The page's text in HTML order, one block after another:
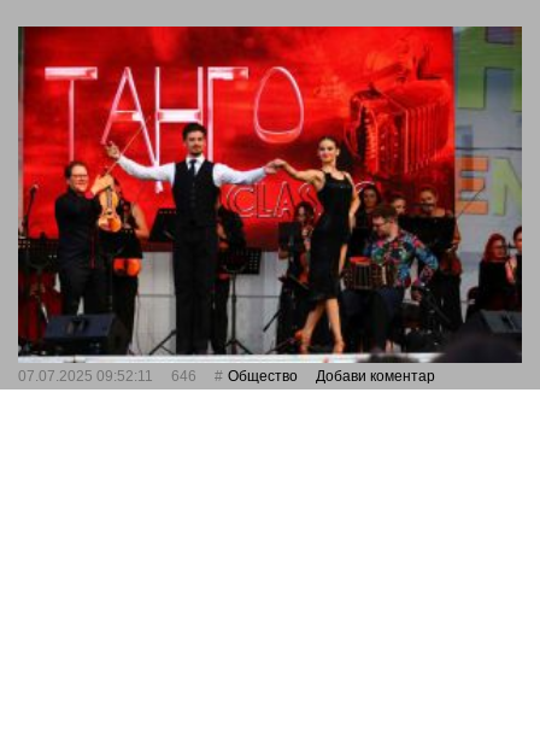
07.07.2025 09:52:11 646 Общество Добави коментар